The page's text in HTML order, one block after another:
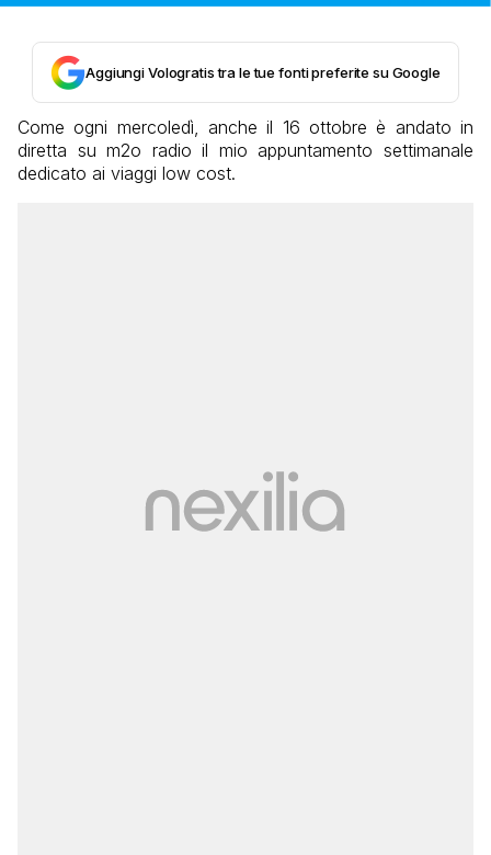
Aggiungi Vologratis tra le tue fonti preferite su Google
Come ogni mercoledì, anche il 16 ottobre è andato in
diretta su m2o radio il mio appuntamento settimanale
dedicato ai viaggi low cost.